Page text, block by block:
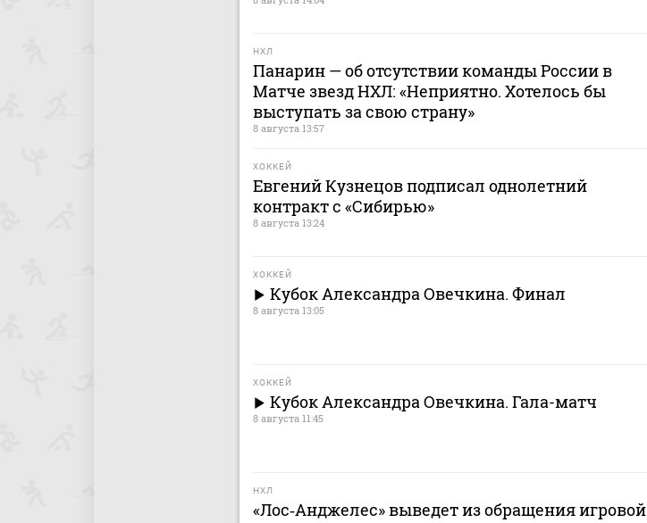
НХЛ
Панарин — об отсутствии команды России в
Матче звезд НХЛ: «Неприятно. Хотелось бы
выступать за свою страну»
8 августа 13:57
ХОККЕЙ
Евгений Кузнецов подписал однолетний
контракт с «Сибирью»
8 августа 13:24
ХОККЕЙ
Кубок Александра Овечкина. Финал
8 августа 13:05
ХОККЕЙ
Кубок Александра Овечкина. Гала-матч
8 августа 11:45
НХЛ
«Лос‑Анджелес» выведет из обращения игровой